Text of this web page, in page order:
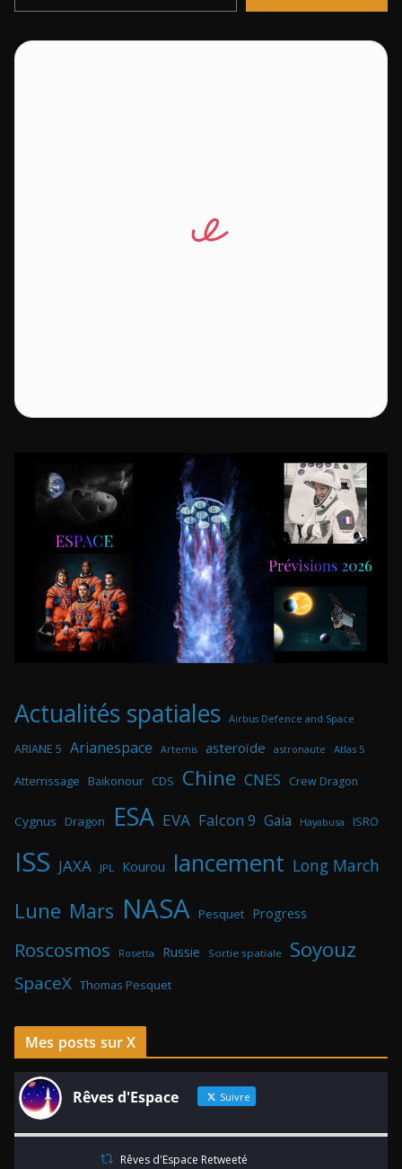
Actualités spatiales Airbus Defence and Space
ARIANE 5 Arianespace Artemis asteroïde astronaute Atlas 5
Atterrissage Baikonour CDS Chine CNES Crew Dragon
Cygnus Dragon ESA EVA Falcon 9 Gaia Hayabusa ISRO
ISS JAXA JPL Kourou lancement Long March
Lune Mars NASA Pesquet Progress
Roscosmos Rosetta Russie Sortie spatiale Soyouz
SpaceX Thomas Pesquet
Mes posts sur X
Rêves d'Espace Suivre
Rêves d'Espace Retweeté